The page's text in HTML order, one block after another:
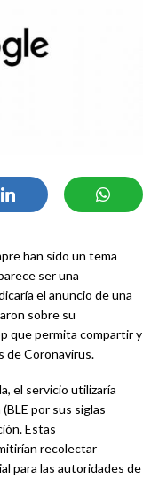
han sido un tema
ser una
el anuncio de una
sobre su
que permita compartir y
de Coronavirus.
el servicio utilizaría
por sus siglas
Estas
recolectar
para las autoridades de